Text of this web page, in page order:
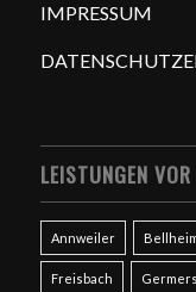
IMPRESSUM
LEISTUNGEN
Annweiler
Freisbach